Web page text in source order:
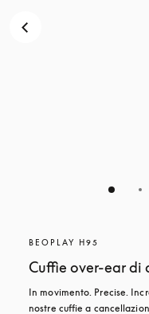
BEOPLAY H95
Cuffie over-ear di
In movimento. Precise.
nostre cuffie a